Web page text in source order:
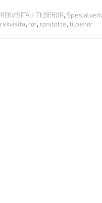
REKVISITA / TILBEHØR,
rekvisita, rør, rørstøtte,tilbehør